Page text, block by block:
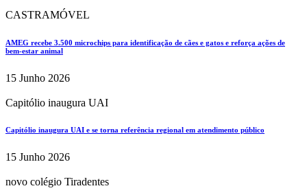
CASTRAMÓVEL
AMEG recebe 3.500 microchips para identificação de cães e gatos e reforça ações de
bem-estar animal
15 Junho 2026
Capitólio inaugura UAI
Capitólio inaugura UAI e se torna referência regional em atendimento público
15 Junho 2026
novo colégio Tiradentes